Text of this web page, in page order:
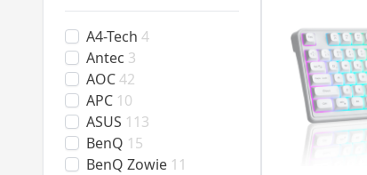
A4-Tech 4
Antec 3
AOC42
APC 10
ASUS 113
BenQ 15
BenQ Zowie 11